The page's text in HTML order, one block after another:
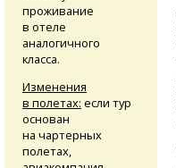
проживание
в отеле
аналогичного
класса.
Изменения
в полетах: если тур
основан
на чартерных
полетах,